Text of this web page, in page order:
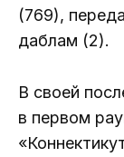
(769),
даблам (2).
В своей
в первом